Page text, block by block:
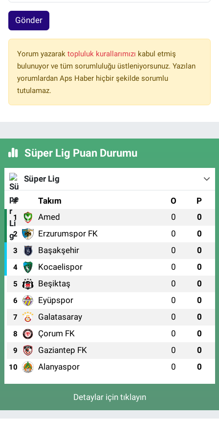
Gönder
Yorum yazarak topluluk kurallarımızı kabul etmiş
bulunuyor ve tüm sorumluluğu üstleniyorsunuz. Yazılan
yorumlardan Aps Haber hiçbir şekilde sorumlu
tutulamaz.
Süper Lig Puan Durumu
Süper Lig
# Takım O P
1 Amed 0 0
2 Erzurumspor FK 0 0
3 Başakşehir 0 0
4 Kocaelispor 0 0
5 Beşiktaş 0 0
6 Eyüpspor 0 0
7 Galatasaray 0 0
8 Çorum FK 0 0
9 Gaziantep FK 0 0
10 Alanyaspor 0 0
Detaylar için tıklayın